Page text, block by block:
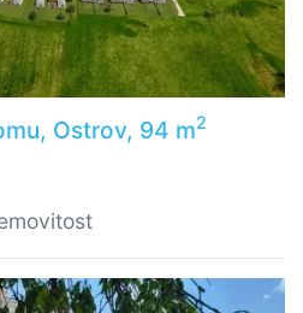
Ostrov, 94 m2